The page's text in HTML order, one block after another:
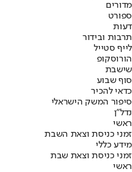
מדורים
ספורט
דעות
תרבות ובידור
לייף סטייל
הורוסקופ
שישבת
סוף שבוע
כדאי להכיר
סיפור המשק הישראלי
נדל"ן
ראשי
זמני כניסת וצאת השבת
מידע כללי
זמני כניסת וצאת שבת
ראשי